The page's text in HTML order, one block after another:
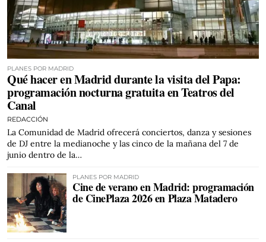
PLANES POR MADRID
Qué hacer en Madrid durante la visita del Papa:
programación nocturna gratuita en Teatros del
Canal
REDACCIÓN
La Comunidad de Madrid ofrecerá conciertos, danza y sesiones
de DJ entre la medianoche y las cinco de la mañana del 7 de
junio dentro de la…
PLANES POR MADRID
Cine de verano en Madrid: programación
de CinePlaza 2026 en Plaza Matadero